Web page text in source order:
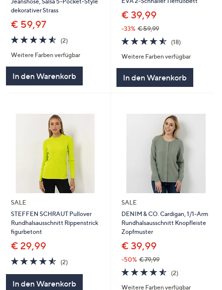
dekorativer Strass
€ 59,97
4.5
von
5
(2)
Weitere Farben verfügbar
In den Warenkorb
€ 39,99
-33% € 59,99
4.5
von
5
(18)18
Weitere Farben verfügbar
In den Warenkorb
SALE
STEFFEN SCHRAUT Pullover
Rundhalsausschnitt Rippenstrick
figurbetont
€ 29,99
4.5
von
5
(2)
In den Warenkorb
SALE
DENIM & CO. Cardigan, 1/1-Arm
Rundhalsausschnitt Knopfleiste
Zopfmuster
€ 39,99
-50% € 79,99
4.5
von
5
(2)2
Weitere Farben verfügbar